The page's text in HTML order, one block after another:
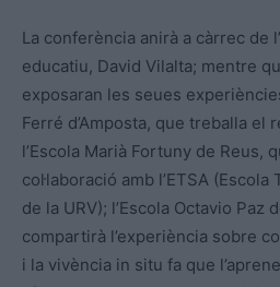
La conferència anirà a càrrec de
educatiu, David Vilalta; mentre
exposaran les seues
Ferré d’Amposta, que treballa el
l’Escola Marià Fortuny de Reus,
col·laboració amb l’ETSA
de la URV); l’Escola Octavio Paz
compartirà l’experiència sobre
i la vivència in situ fa que